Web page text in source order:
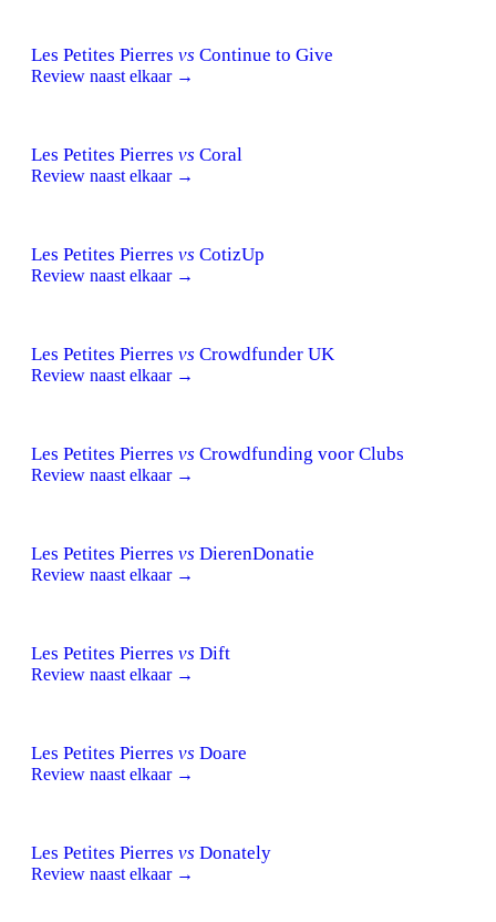
Les Petites Pierres vs Continue to Give
Review naast elkaar →
Les Petites Pierres vs Coral
Review naast elkaar →
Les Petites Pierres vs CotizUp
Review naast elkaar →
Les Petites Pierres vs Crowdfunder UK
Review naast elkaar →
Les Petites Pierres vs Crowdfunding voor Clubs
Review naast elkaar →
Les Petites Pierres vs DierenDonatie
Review naast elkaar →
Les Petites Pierres vs Dift
Review naast elkaar →
Les Petites Pierres vs Doare
Review naast elkaar →
Les Petites Pierres vs Donately
Review naast elkaar →